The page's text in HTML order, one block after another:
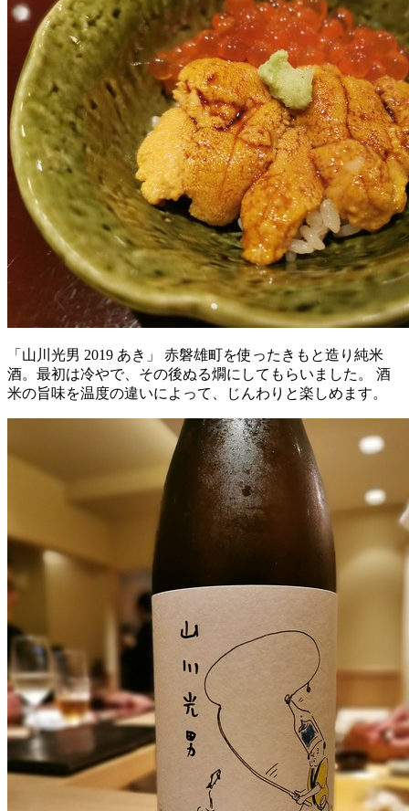
「山川光男 2019 あき」 赤磐雄町を使ったきもと造り純米
酒。最初は冷やで、その後ぬる燗にしてもらいました。 酒
米の旨味を温度の違いによって、じんわりと楽しめます。